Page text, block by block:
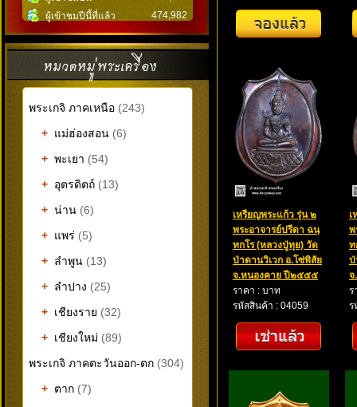
ผู้เข้าชมปีนี้ที่แล้ว
474,982
พระเกจิ ภาคเหนือ (243)
+ แม่ฮ่องสอน (6)
+ พะเยา (54)
+ อุตรดิตถ์ (13)
+ น่าน (6)
+ แพร่ (5)
+ ลำพูน (13)
+ ลำปาง (25)
+ เชียงราย (32)
+ เชียงใหม่ (89)
พระเกจิ ภาคตะวันออก-ตก (304)
+ ตาก (7)
เหรียญพระแก้ว รุ่น ๒
พระอาจารย์ปรีดา ฉนฺ
ทกโร (หลวงปู่ทุย) วัด
ป่าดานวิเวก อ.โซ่พิสัย
จ.หนองคาย ปี๒๕๕๕
ราคา : บาท
รหัสสินค้า : 04059
เ
พ
ท
ป่
จ
ร
ร